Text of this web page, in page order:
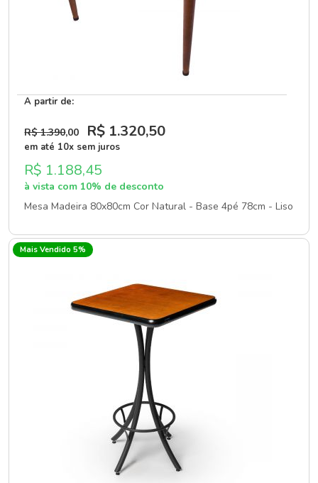
A partir de:
R$ 1.390,00 R$ 1.320,50
em até 10x sem juros
R$ 1.188,45
à vista com 10% de desconto
Mesa Madeira 80x80cm Cor Natural - Base 4pé 78cm - Liso
Mais Vendido 5%